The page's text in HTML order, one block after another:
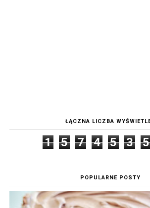
ŁĄCZNA LICZBA
1 5 7 4 5 3 5
POPULARNE POSTY